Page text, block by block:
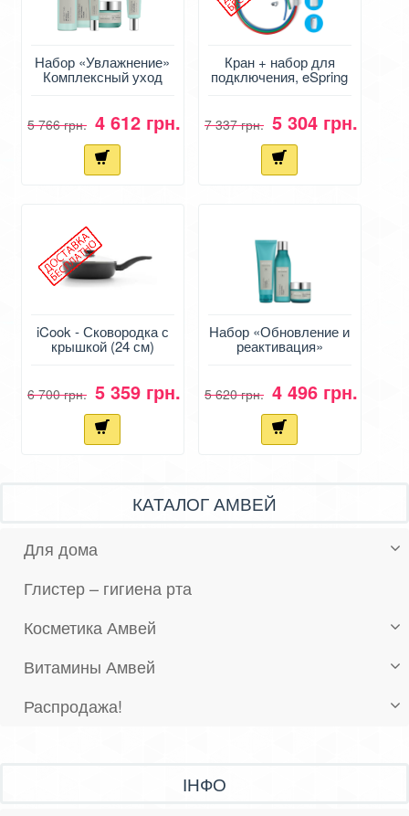
Набор «Увлажнение»
Комплексный уход
5 766 грн. 4 612 грн.
Кран + набор для
подключения, eSpring
7 337 грн. 5 304 грн.
iCook - Сковородка с
крышкой (24 см)
6 700 грн. 5 359 грн.
Набор «Обновление и
реактивация»
Вечерний уход Artistry
5 620 грн. 4 496 грн.
КАТАЛОГ АМВЕЙ
Для дома
Глистер – гигиена рта
Косметика Амвей
Витамины Амвей
Распродажа!
ІНФО